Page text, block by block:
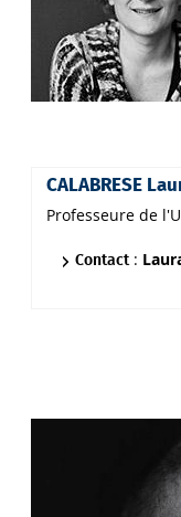
CALABRESE
Professeure de
Contact: